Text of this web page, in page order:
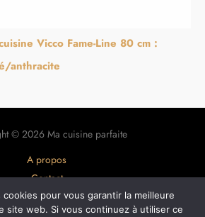
Vicco Fame-Line 80 cm :
anthracite
© 2026 Ma cuisine parfaite
A propos
Contact
Plan du site
pour vous garantir la meilleure
site web. Si vous continuez à utiliser ce